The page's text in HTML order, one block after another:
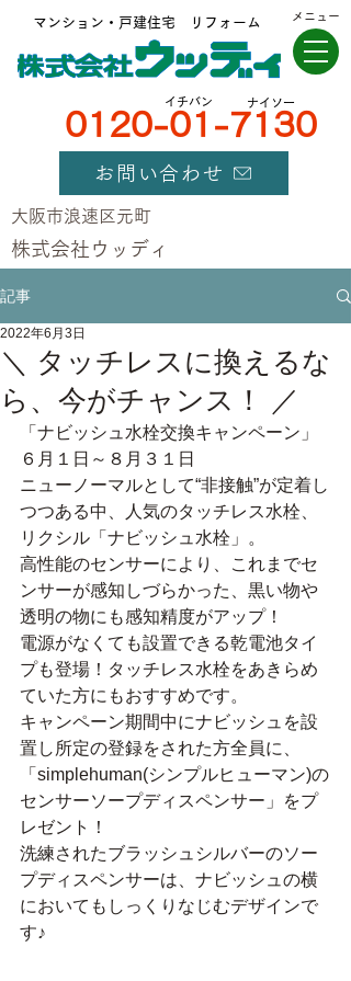
マンション・戸建住宅 リフォーム メニュー
0120-01-7130
ナイソー
​イチバン
お問い合わせ
大阪市浪速区元町
​株式会社ウッディ
記事
＼ タッチレスに換えるな
ら、今がチャンス！ ／
2022年6月3日
「ナビッシュ水栓交換キャンペーン」
６月１日～８月３１日
ニューノーマルとして“非接触”が定着し
つつある中、人気のタッチレス水栓、
リクシル「ナビッシュ水栓」。
高性能のセンサーにより、これまでセ
ンサーが感知しづらかった、黒い物や
透明の物にも感知精度がアップ！
電源がなくても設置できる乾電池タイ
プも登場！タッチレス水栓をあきらめ
ていた方にもおすすめです。
キャンペーン期間中にナビッシュを設
置し所定の登録をされた方全員に、
「simplehuman(シンプルヒューマン)の
センサーソープディスペンサー」をプ
レゼント！
洗練されたブラッシュシルバーのソー
プディスペンサーは、ナビッシュの横
においてもしっくりなじむデザインで
す♪